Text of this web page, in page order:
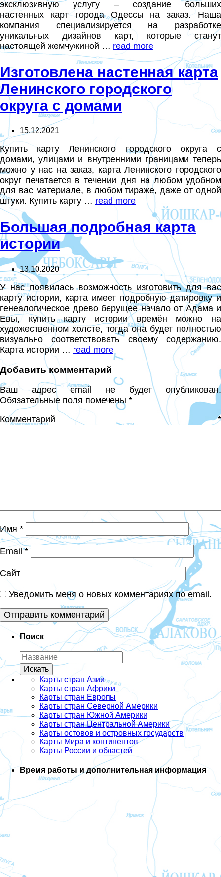
эксклюзивную услугу – создание больших
настенных карт города Одессы на заказ. Наша
компания специализируется на разработке
уникальных дизайнов карт, которые станут
настоящей жемчужиной … read more
Изготовлена настенная карта
Ленинского городского
округа с домами
15.12.2021
Купить карту Ленинского городского округа с
домами, улицами и внутренними границами теперь
можно у нас на заказ, карта Ленинского городского
округ печатается в течении дня на любом удобном
для вас материале, в любом тираже, даже от одной
штуки. Купить карту … read more
Большая подробная карта
истории
13.10.2020
У нас появилась возможность изготовить для вас
карту истории, карта имеет подробную датировку и
генеалогическое древо берущее начало от Адама и
Евы, купить карту истории времён можно на
художественном холсте, тогда она будет полностью
визуально соответствовать своему содержанию.
Карта истории … read more
Добавить комментарий
Ваш адрес email не будет опубликован.
Обязательные поля помечены *
Комментарий*
Имя *
Email*
Сайт
Уведомить меня о новых комментариях по email.
Поиск
Карты стран Азии
Карты стран Африки
Карты стран Европы
Карты стран Северной Америки
Карты стран Южной Америки
Карты стран Центральной Америки
Карты остовов и островных государств
Карты Мира и континентов
Карты России и областей
Время работы и дополнительная информация